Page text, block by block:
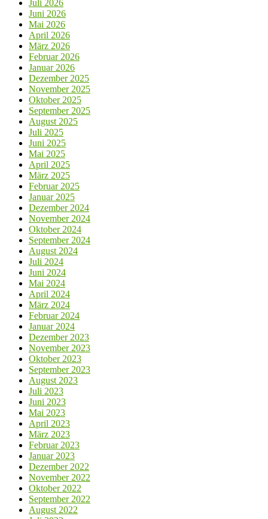
Juli 2026
Juni 2026
Mai 2026
April 2026
März 2026
Februar 2026
Januar 2026
Dezember 2025
November 2025
Oktober 2025
September 2025
August 2025
Juli 2025
Juni 2025
Mai 2025
April 2025
März 2025
Februar 2025
Januar 2025
Dezember 2024
November 2024
Oktober 2024
September 2024
August 2024
Juli 2024
Juni 2024
Mai 2024
April 2024
März 2024
Februar 2024
Januar 2024
Dezember 2023
November 2023
Oktober 2023
September 2023
August 2023
Juli 2023
Juni 2023
Mai 2023
April 2023
März 2023
Februar 2023
Januar 2023
Dezember 2022
November 2022
Oktober 2022
September 2022
August 2022